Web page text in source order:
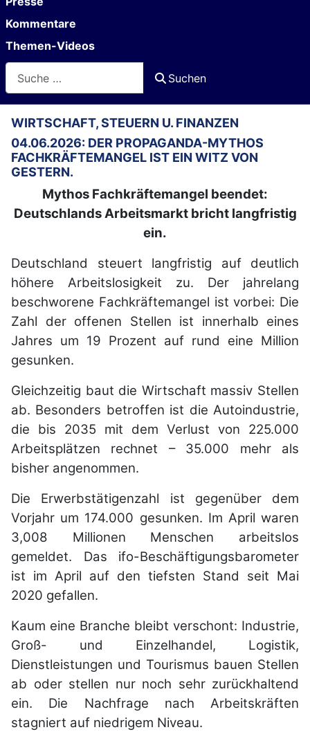
Kommentare
Themen-Videos
Suchen
WIRTSCHAFT, STEUERN U. FINANZEN
04.06.2026: DER PROPAGANDA-MYTHOS
FACHKRÄFTEMANGEL IST EIN WITZ VON
GESTERN.
Mythos Fachkräftemangel beendet:
Deutschlands Arbeitsmarkt bricht langfristig
ein.
Deutschland steuert langfristig auf deutlich
höhere Arbeitslosigkeit zu. Der jahrelang
beschworene Fachkräftemangel ist vorbei: Die
Zahl der offenen Stellen ist innerhalb eines
Jahres um 19 Prozent auf rund eine Million
gesunken.
Gleichzeitig baut die Wirtschaft massiv Stellen
ab. Besonders betroffen ist die Autoindustrie,
die bis 2035 mit dem Verlust von 225.000
Arbeitsplätzen rechnet – 35.000 mehr als
bisher angenommen.
Die Erwerbstätigenzahl ist gegenüber dem
Vorjahr um 174.000 gesunken. Im April waren
3,008 Millionen Menschen arbeitslos
gemeldet. Das ifo-Beschäftigungsbarometer
ist im April auf den tiefsten Stand seit Mai
2020 gefallen.
Kaum eine Branche bleibt verschont: Industrie,
Groß- und Einzelhandel, Logistik,
Dienstleistungen und Tourismus bauen Stellen
ab oder stellen nur noch sehr zurückhaltend
ein. Die Nachfrage nach Arbeitskräften
stagniert auf niedrigem Niveau.